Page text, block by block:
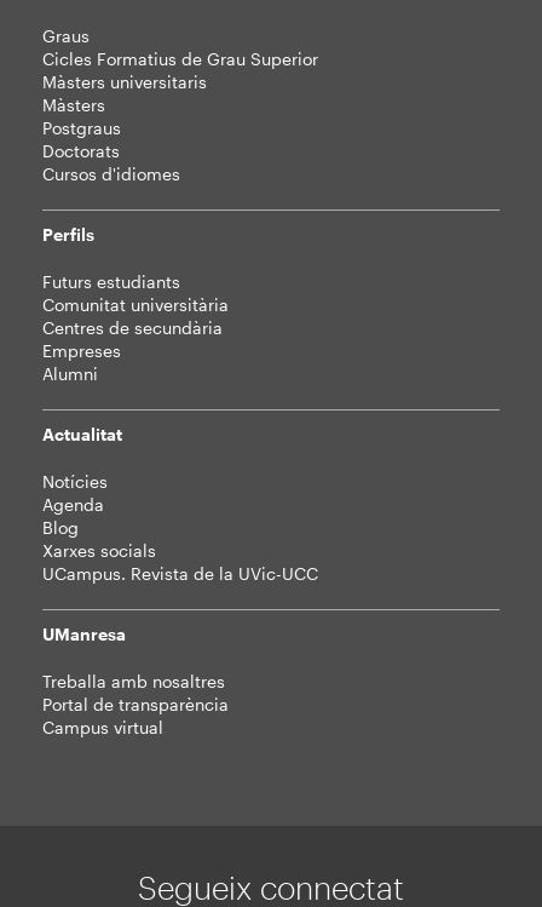
Mapa
web
Graus
Cicles Formatius de Grau Superior
Màsters universitaris
Màsters
Postgraus
Doctorats
Cursos d'idiomes
Perfils
Futurs estudiants
Comunitat universitària
Centres de secundària
Empreses
Alumni
Actualitat
Notícies
Agenda
Blog
Xarxes socials
UCampus. Revista de la UVic-UCC
UManresa
Treballa amb nosaltres
Portal de transparència
Campus virtual
Segueix connectat